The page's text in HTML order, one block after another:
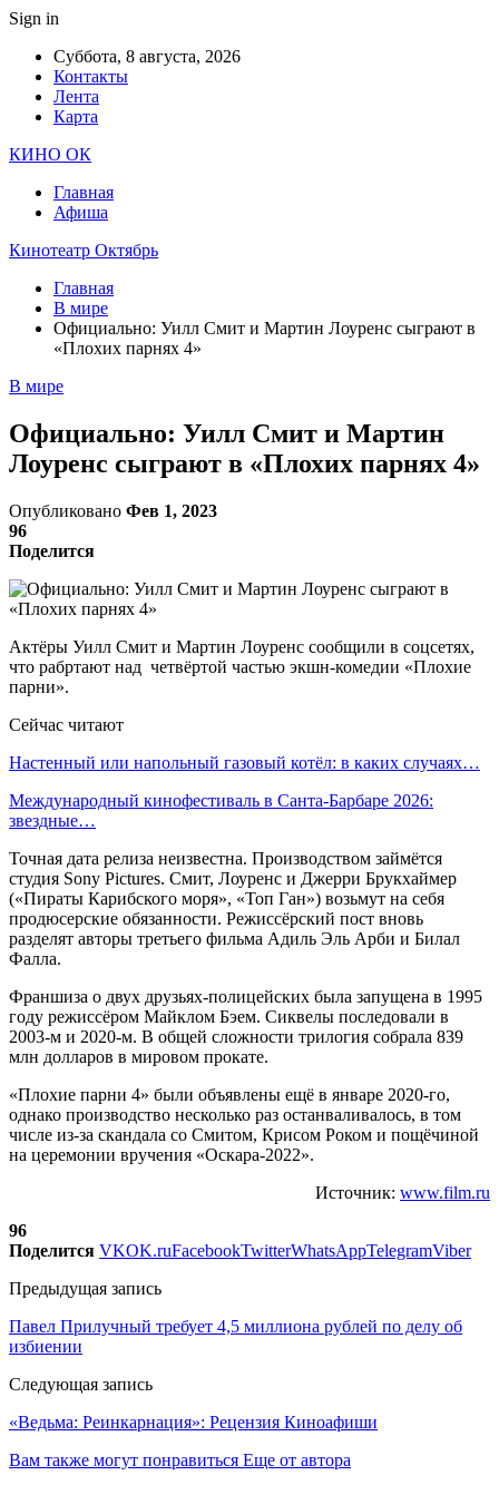
Sign in
Суббота, 8 августа, 2026
Контакты
Лента
Карта
КИНО ОК
Главная
Афиша
Кинотеатр Октябрь
Главная
В мире
Официально: Уилл Смит и Мартин Лоуренс сыграют в
«Плохих парнях 4»
В мире
Официально: Уилл Смит и Мартин
Лоуренс сыграют в «Плохих парнях 4»
Опубликовано Фев 1, 2023
96
Поделится
Актёры Уилл Смит и Мартин Лоуренс сообщили в соцсетях,
что рабртают над четвёртой частью экшн-комедии «Плохие
парни».
Сейчас читают
Настенный или напольный газовый котёл: в каких случаях…
Международный кинофестиваль в Санта-Барбаре 2026:
звездные…
Точная дата релиза неизвестна. Производством займётся
студия Sony Pictures. Смит, Лоуренс и Джерри Брукхаймер
(«Пираты Карибского моря», «Топ Ган») возьмут на себя
продюсерские обязанности. Режиссёрский пост вновь
разделят авторы третьего фильма Адиль Эль Арби и Билал
Фалла.
Франшиза о двух друзьях-полицейских была запущена в 1995
году режиссёром Майклом Бэем. Сиквелы последовали в
2003-м и 2020-м. В общей сложности трилогия собрала 839
млн долларов в мировом прокате.
«Плохие парни 4» были объявлены ещё в январе 2020-го,
однако производство несколько раз останваливалось, в том
числе из-за скандала со Смитом, Крисом Роком и пощёчиной
на церемонии вручения «Оскара-2022».
Источник: www.film.ru
96
Поделится VKOK.ruFacebookTwitterWhatsAppTelegramViber
Предыдущая запись
Павел Прилучный требует 4,5 миллиона рублей по делу об
избиении
Следующая запись
«Ведьма: Реинкарнация»: Рецензия Киноафиши
Вам также могут понравиться Еще от автора